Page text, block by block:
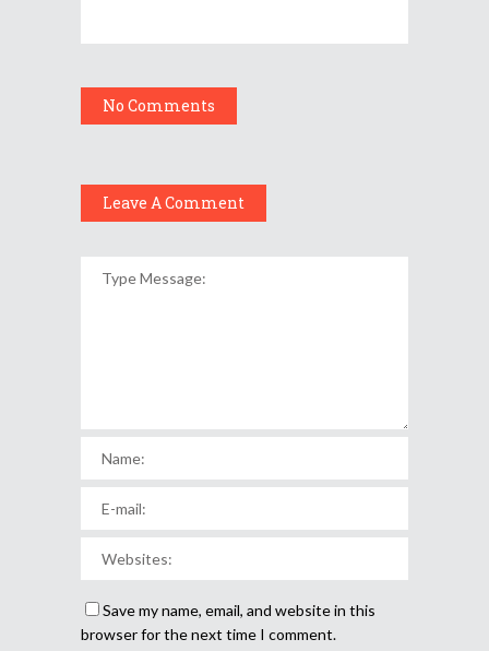
No Comments
Leave A Comment
Save my name, email, and website in this
browser for the next time I comment.